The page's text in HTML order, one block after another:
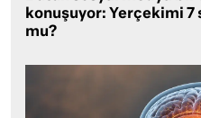
konuşuyor: Yerçekimi
mu?